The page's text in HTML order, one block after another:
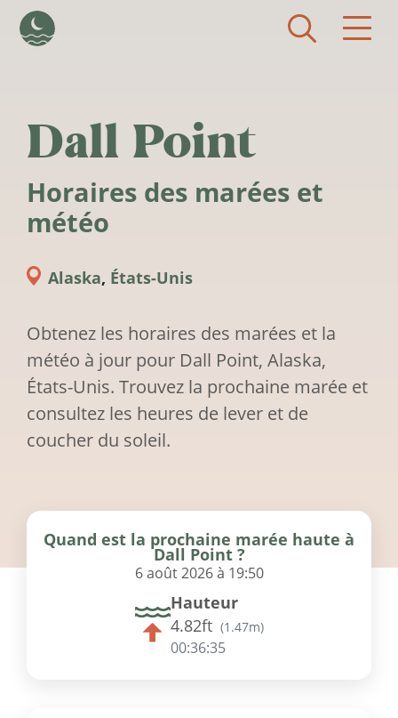
Dall Point
Horaires des marées et
météo
Alaska, États-Unis
Obtenez les horaires des marées et la
météo à jour pour Dall Point, Alaska,
États-Unis. Trouvez la prochaine marée et
consultez les heures de lever et de
coucher du soleil.
Quand est la prochaine marée haute à
Dall Point ?
6 août 2026 à 19:50
Hauteur
4.82ft (1.47m)
00:36:35